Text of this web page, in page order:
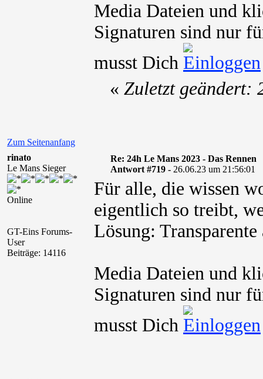
Media Dateien und
Signaturen sind nur
musst Dich
Zum Seitenanfang
« Zuletzt geändert:
rinato
Le Mans Sieger
Online
GT-Eins Forums-
User
Beiträge: 14116
Re: 24h Le Mans 2023 - Das Rennen
Antwort #719 - 26.06.23 um 21:56:01
Für alle, die wissen
eigentlich so treibt,
Lösung: Transparente
Media Dateien und
Signaturen sind nur
musst Dich